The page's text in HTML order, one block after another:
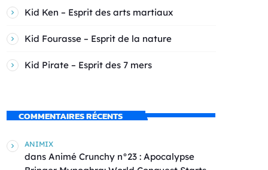
Kid Ken – Esprit des arts martiaux
Kid Fourasse – Esprit de la nature
Kid Pirate – Esprit des 7 mers
COMMENTAIRES RÉCENTS
ANIMIX
dans Animé Crunchy n°23 : Apocalypse